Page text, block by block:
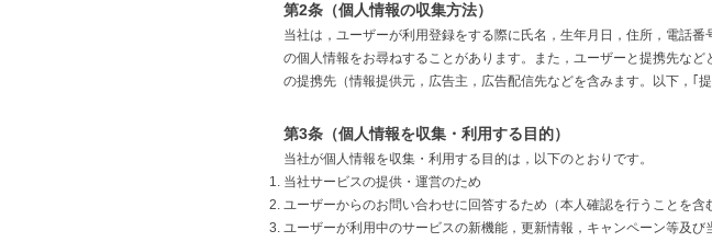
第2条（個人情報の収集方法）
当社は，ユーザーが利用登録をする際に氏名，生年月日，住所，電話
の個人情報をお尋ねすることがあります。また，ユーザーと提携先な
の提携先（情報提供元，広告主，広告配信先などを含みます。以下，｢
第3条（個人情報を収集・利用する目的）
当社が個人情報を収集・利用する目的は，以下のとおりです。
当社サービスの提供・運営のため
ユーザーからのお問い合わせに回答するため（本人確認を行うことを含
ユーザーが利用中のサービスの新機能，更新情報，キャンペーン等及